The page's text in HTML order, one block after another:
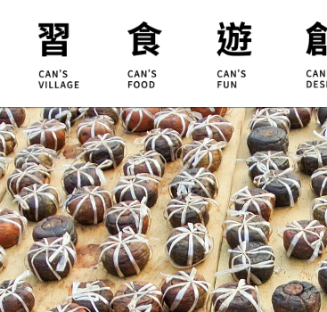
合習聚落 甘樂食堂
甘樂茶事
禾乃川
體驗遊程
秀川居
淨溪行動
地
設